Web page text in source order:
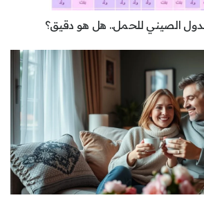
الصيني للحمل.. هل هو دقيق؟